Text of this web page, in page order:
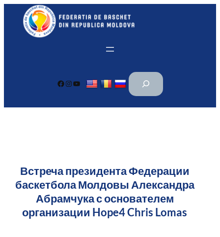
Перейти
содержимому
Facebook Instagram YouTube
П
и
Встреча президента Федерации
баскетбола Молдовы Александра
Абрамчука с основателем
организации Hope4 Chris Lomas